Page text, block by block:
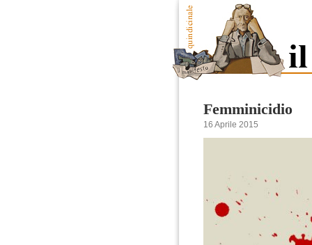
Femminicidio
16 Aprile 2015